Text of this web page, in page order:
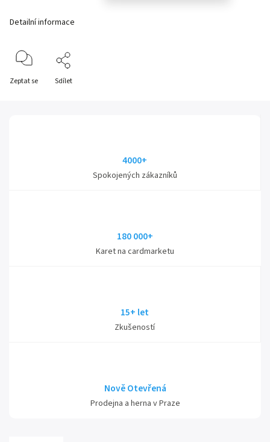
Detailní informace
Zeptat se Sdílet
4000+
Spokojených zákazníků
180 000+
Karet na cardmarketu
15+ let
Zkušeností
Nově Otevřená
Prodejna a herna v Praze